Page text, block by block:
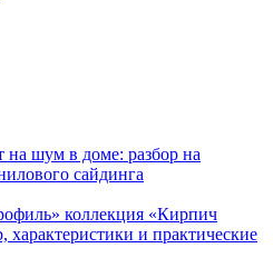
на шум в доме: разбор на
сайдинга
коллекция «Кирпич
и практические